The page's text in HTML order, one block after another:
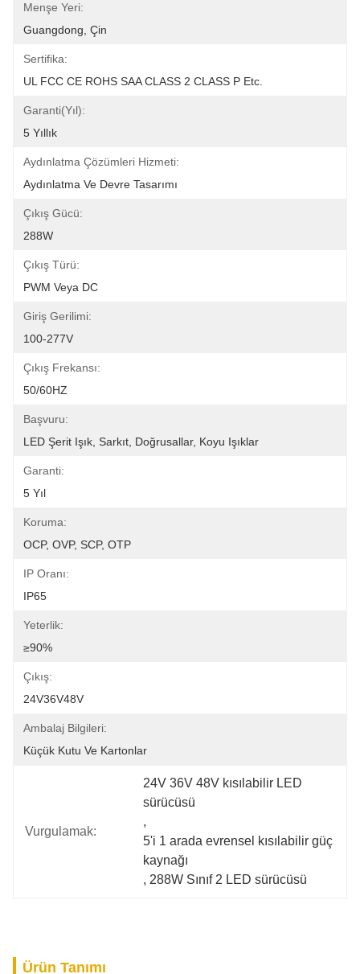
Menşe Yeri:
Guangdong, Çin
Sertifika:
UL FCC CE ROHS SAA CLASS 2 CLASS P Etc.
Garanti(Yıl):
5 Yıllık
Aydınlatma Çözümleri Hizmeti:
Aydınlatma Ve Devre Tasarımı
Çıkış Gücü:
288W
Çıkış Türü:
PWM Veya DC
Giriş Gerilimi:
100-277V
Çıkış Frekansı:
50/60HZ
Başvuru:
LED Şerit Işık, Sarkıt, Doğrusallar, Koyu Işıklar
Garanti:
5 Yıl
Koruma:
OCP, OVP, SCP, OTP
IP Oranı:
IP65
Yeterlik:
≥90%
Çıkış:
24V36V48V
Ambalaj Bilgileri:
Küçük Kutu Ve Kartonlar
Vurgulamak:
24V 36V 48V kısılabilir LED
sürücüsü
,
5'i 1 arada evrensel kısılabilir güç
kaynağı
, 288W Sınıf 2 LED sürücüsü
Ürün Tanımı